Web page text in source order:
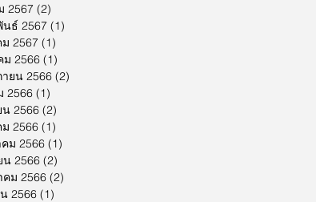
2567 (2)
นธ์ 2567 (1)
2567 (1)
ม 2566 (1)
ยน 2566 (2)
2566 (1)
2566 (2)
2566 (1)
ม 2566 (1)
2566 (2)
ม 2566 (2)
2566 (1)